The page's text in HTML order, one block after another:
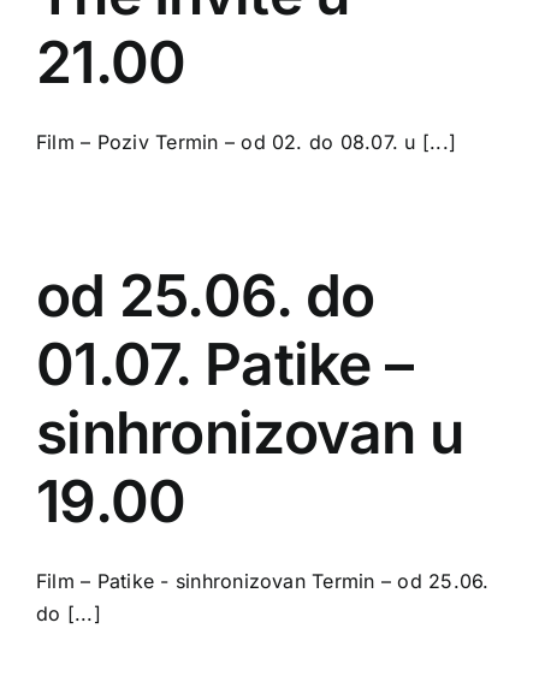
21.00
Film – Poziv Termin – od 02. do 08.07. u [...]
od 25.06. do
01.07. Patike –
sinhronizovan u
19.00
Film – Patike - sinhronizovan Termin – od 25.06.
do [...]